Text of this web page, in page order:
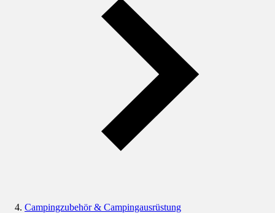
Campingzubehör & Campingausrüstung